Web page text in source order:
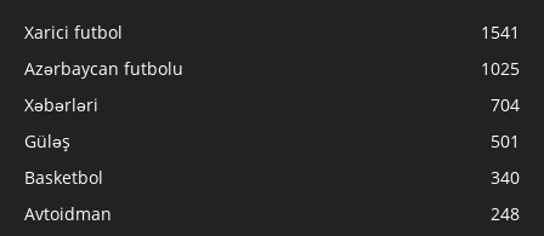
Xarici futbol
1541
Azərbaycan futbolu
1025
Xəbərləri
704
Güləş
501
Basketbol
340
Avtoidman
248